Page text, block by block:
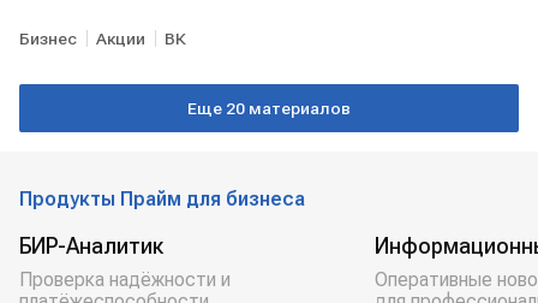
Бизнес Акции ВК
Еще 20 материалов
Продукты Прайм для бизнеса
БИР-Аналитик
Проверка надёжности и
Оперативные